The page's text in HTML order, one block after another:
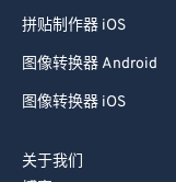
拼贴制作器 iOS
图像转换器 Android
图像转换器 iOS
关于我们